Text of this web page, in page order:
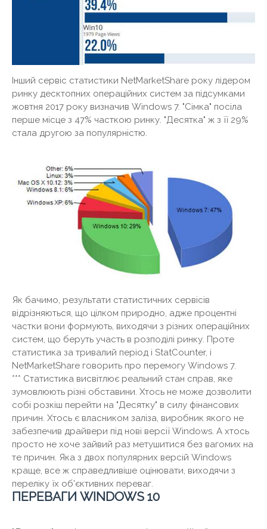
Інший сервіс статистики NetMarketShare року лідером
ринку десктопних операційних систем за підсумками
жовтня 2017 року визначив Windows 7. "Сімка" посіла
перше місце з 47% часткою ринку. "Десятка" ж з її 29%
стала другою за популярністю.
Як бачимо, результати статистичних сервісів
відрізняються, що цілком природно, адже процентні
частки вони формують, виходячи з різних операційних
систем, що беруть участь в розподілі ринку. Проте
статистика за тривалий період і StatCounter, і
NetMarketShare говорить про перемогу Windows 7.
*** Статистика висвітлює реальний стан справ, яке
зумовлюють різні обставини. Хтось не може дозволити
собі розкіш перейти на "Десятку" в силу фінансових
причин. Хтось є власником заліза, виробник якого не
забезпечив драйвери під нові версії Windows. А хтось
просто не хоче зайвий раз метушитися без вагомих на
те причин. Яка з двох популярних версій Windows
краще, все ж справедливіше оцінювати, виходячи з
переліку їх об'єктивних переваг.
ПЕРЕВАГИ WINDOWS 10